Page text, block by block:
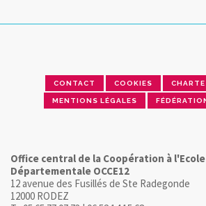
CONTACT COOKIES
MENTIONS LÉGALES
Office central de la Coopération à
Départementale OCCE12
12 avenue des Fusillés de Ste Radegonde
12000 RODEZ